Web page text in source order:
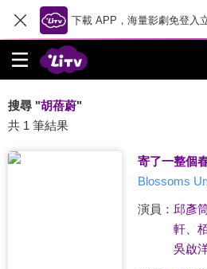
下載 APP，海量影劇免登入
搜尋 "胡蓓蔚"
共 1 筆結果
寄了一整個
Blossoms
演員： 邱彥
軒、
吳啟